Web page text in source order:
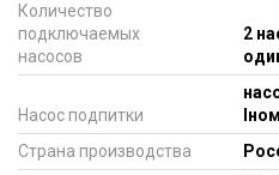
Количество
подключаемых
насосов
2
Насос подпитки
Страна производства